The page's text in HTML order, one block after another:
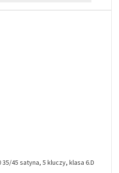
35/45 satyna, 5 kluczy, klasa 6.D